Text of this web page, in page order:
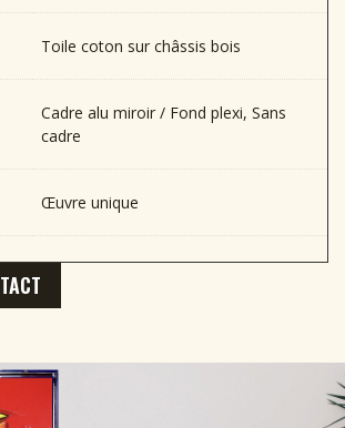
Toile coton sur châssis bois
Cadre alu miroir / Fond plexi, Sans
cadre
Œuvre unique